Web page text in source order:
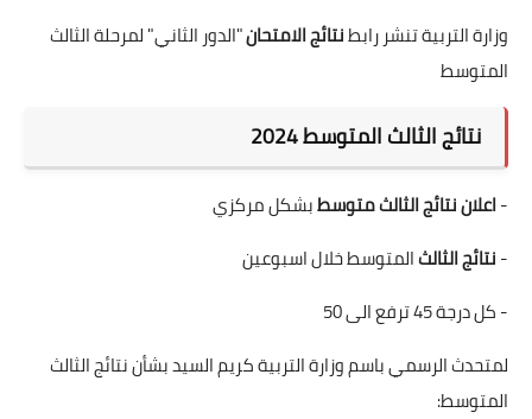
وزارة التربية تنشر رابطنتائج الامتحان"الدور الثاني" لمرحلة الثالث
المتوسط
نتائج الثالث المتوسط 2024
-اعلان نتائج الثالث متوسطبشكل مركزي
-نتائج الثالثالمتوسط خلال اسبوعين
- كل درجة 45 ترفع الى 50
لمتحدث الرسمي باسم وزارة التربية كريم السيد بشأن نتائج الثالث
المتوسط: